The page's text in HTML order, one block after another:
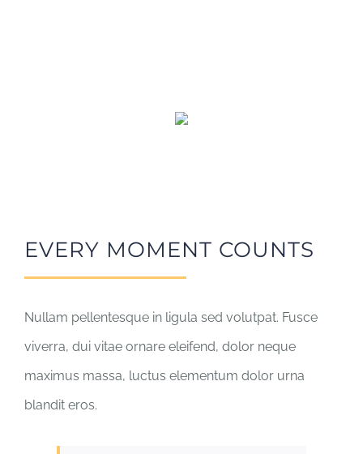
EVERY MOMENT COUNTS
Nullam pellentesque in ligula sed volutpat. Fusce
viverra, dui vitae ornare eleifend, dolor neque
maximus massa, luctus elementum dolor urna
blandit eros.